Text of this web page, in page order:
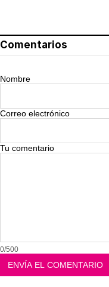
Comentarios
Nombre
Correo electrónico
Tu comentario
0/500